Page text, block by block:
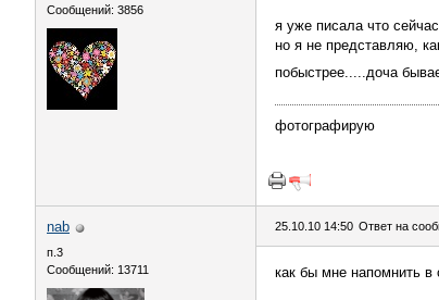
Сообщений: 3856
я уже писала что
но я не представляю,
побыстрее.....доча
фотографирую
nab
п.3
Сообщений: 13711
25.10.10 14:50 Ответ на
как бы мне напомнить